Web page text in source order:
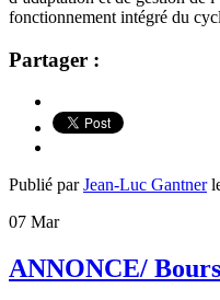
fonctionnement intégré du
Partager :
Publié parJean-Luc Gantner
07 Mar
ANNONCE/